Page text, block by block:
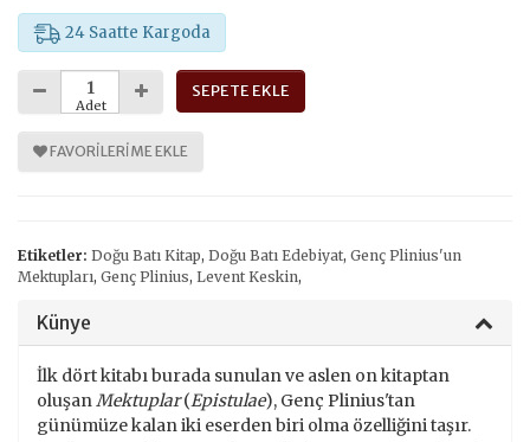
24 Saatte Kargoda
Adet
SEPETE EKLE
FAVORILERIME EKLE
Etiketler: Doğu Batı Kitap, Doğu Batı Edebiyat, Genç Plinius'un
Mektupları, Genç Plinius, Levent Keskin,
Künye
İlk dört kitabı burada sunulan ve aslen on kitaptan
oluşanMektuplar(Epistulae), Genç Plinius'tan
günümüze kalan iki eserden biri olma özelliğini taşır.